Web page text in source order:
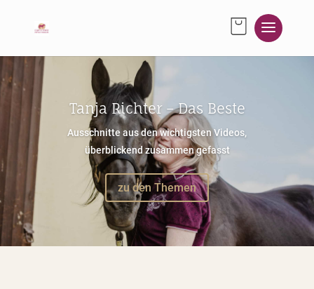
Tanja Richter – Das Beste
Ausschnitte aus den wichtigsten Videos,
überblickend zusammen gefasst
zu den Themen